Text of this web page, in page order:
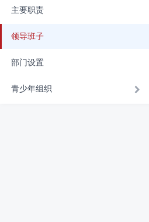
主要职责
领导班子
部门设置
青少年组织